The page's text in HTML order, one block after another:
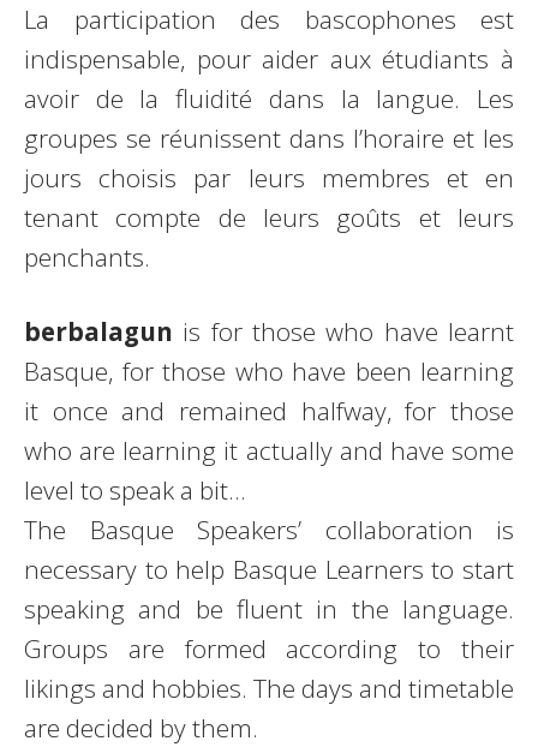
La participation des bascophones est
indispensable, pour aider aux étudiants à
avoir de la fluidité dans la langue. Les
groupes se réunissent dans l’horaire et les
jours choisis par leurs membres et en
tenant compte de leurs goûts et leurs
penchants.
berbalagun is for those who have learnt
Basque, for those who have been learning
it once and remained halfway, for those
who are learning it actually and have some
level to speak a bit…
The Basque Speakers’ collaboration is
necessary to help Basque Learners to start
speaking and be fluent in the language.
Groups are formed according to their
likings and hobbies. The days and timetable
are decided by them.